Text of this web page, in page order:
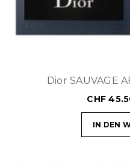
Dior SAUVAGE
CHF
IN DEN